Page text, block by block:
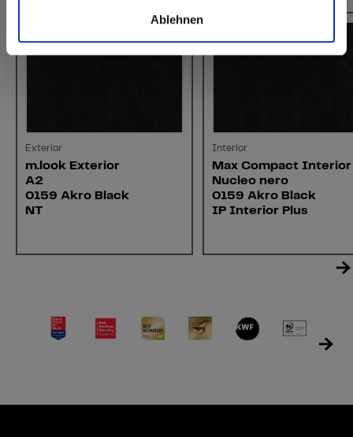
Ablehnen
Exterior
m.look Exterior
A2
0159 Akro Black
NT
Interior
Max Compact Interior
Nucleo nero
0159 Akro Black
IP Interior Plus